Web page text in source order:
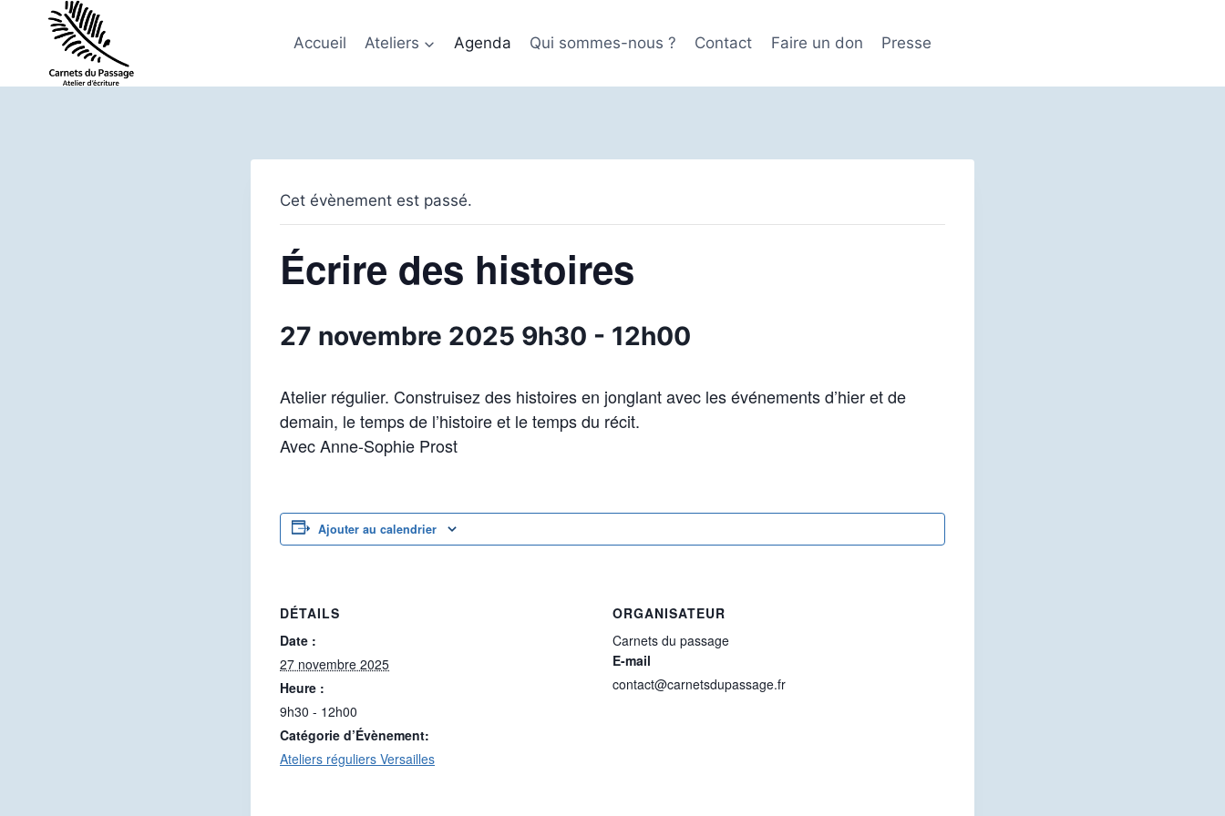
Accueil Ateliers Agenda Qui sommes-nous ? Contact Faire un don Presse
Cet évènement est passé.
Écrire des histoires
27 novembre 2025 9h30 - 12h00
Atelier régulier. Construisez des histoires en jonglant avec les événements d’hier et de
demain, le temps de l’histoire et le temps du récit.
Avec Anne-Sophie Prost
Ajouter au calendrier
DÉTAILS
Date :
27 novembre 2025
Heure :
9h30 - 12h00
Catégorie d’Évènement:
Ateliers réguliers Versailles
ORGANISATEUR
Carnets du passage
E-mail
contact@carnetsdupassage.fr